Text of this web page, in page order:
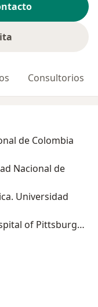
Consultorios
de Colombia
Nacional de
Universidad
of Pittsburgh